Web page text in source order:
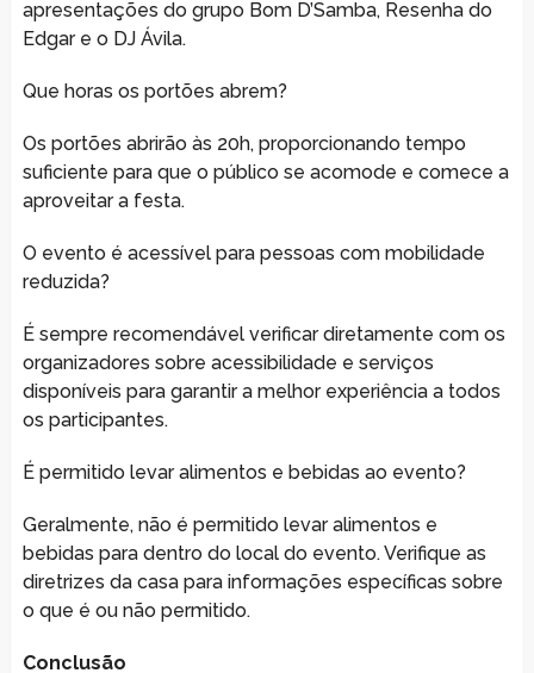
apresentações do grupo Bom D’Samba, Resenha do
Edgar e o DJ Ávila.
Que horas os portões abrem?
Os portões abrirão às 20h, proporcionando tempo
suficiente para que o público se acomode e comece a
aproveitar a festa.
O evento é acessível para pessoas com mobilidade
reduzida?
É sempre recomendável verificar diretamente com os
organizadores sobre acessibilidade e serviços
disponíveis para garantir a melhor experiência a todos
os participantes.
É permitido levar alimentos e bebidas ao evento?
Geralmente, não é permitido levar alimentos e
bebidas para dentro do local do evento. Verifique as
diretrizes da casa para informações específicas sobre
o que é ou não permitido.
Conclusão